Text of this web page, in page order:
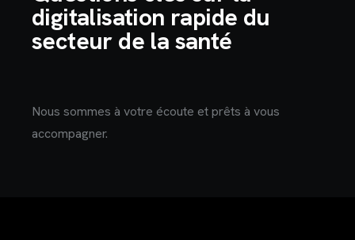
digitalisation rapide du
secteur de la santé
Nous sommes à votre écoute et prêts à vous
accompagner.